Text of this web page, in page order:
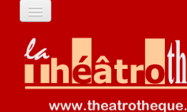
ACCUEIL
LES TEXTES